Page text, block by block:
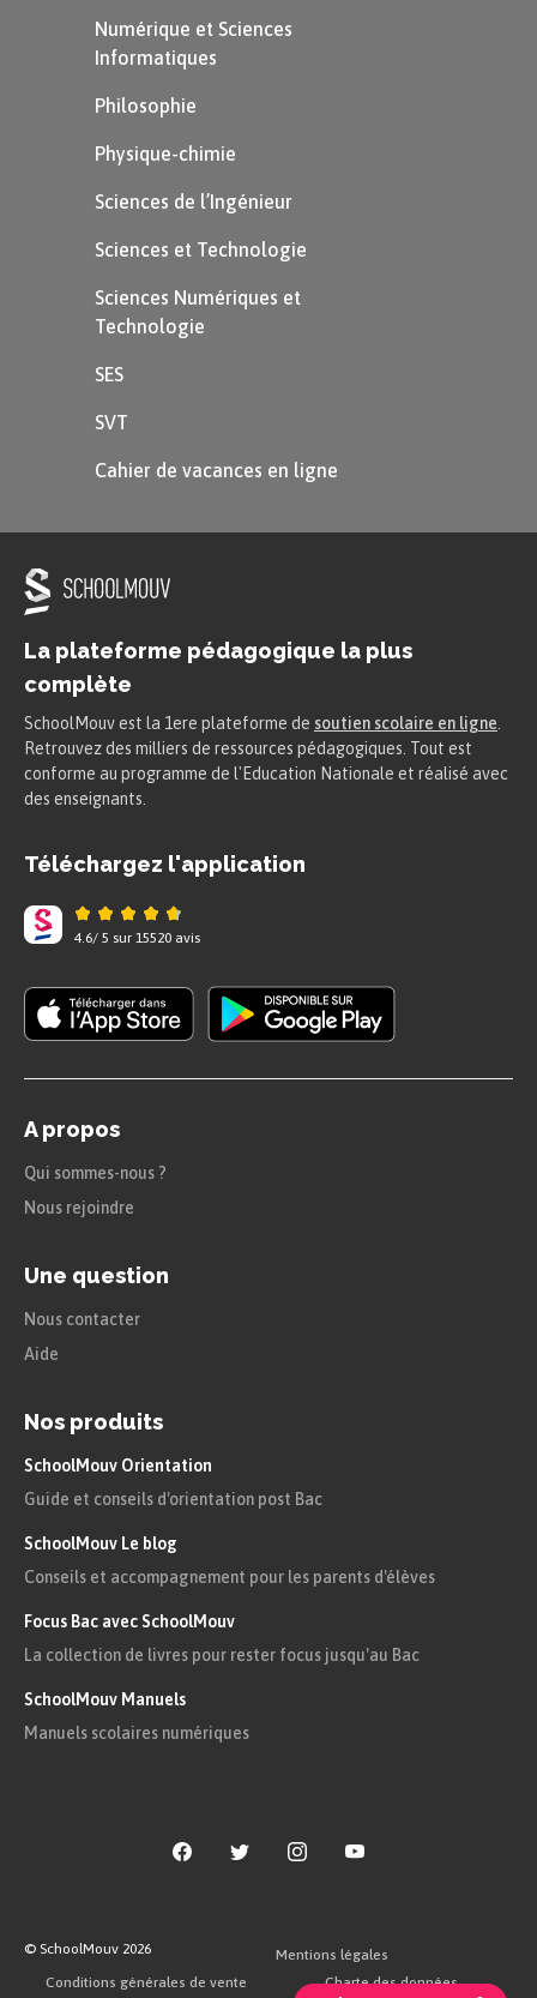
Astuce
On entend le «ze» dans tous les
nombres de 11 à 16.
douze , treize, quatorze
Pour les nombres de 17 à 19, on entend
Cela nous dit aussi qu’il y a une
dizaine :dix-sept,dix-huit,dix-neuf.
Numérique et Sciences
Informatiques
Philosophie
Physique-chimie
Sciences de l’Ingénieur
Sciences et Technologie
Sciences Numériques et
Technologie
SES
SVT
Cahier de vacances en ligne
La plateforme pédagogique la plus
complète
SchoolMouv est la 1ere plateforme de soutien scolaire en ligne
Retrouvez des milliers de ressources pédagogiques. Tout est
conforme au programme de l'Education Nationale et réalisé avec
des enseignants.
Téléchargez l'application
4.6/ 5 sur 15520 avis
A propos
Qui sommes-nous ?
Nous rejoindre
Une question
Nous contacter
Aide
Nos produits
SchoolMouv Orientation
Guide et conseils d'orientation post Bac
SchoolMouv Le blog
Conseils et accompagnement pour les parents d'élèves
Focus Bac avec SchoolMouv
La collection de livres pour rester focus jusqu'au Bac
SchoolMouv Manuels
Manuels scolaires numériques
© SchoolMouv 2026
Mentions légales
Conditions générales de vente
Charte des données